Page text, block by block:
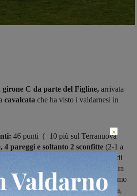
C da parte del Figline, arrivata
cavalcata che ha visto i valdarnesi in
46 punti (+10 più sul Terranuova
4 pareggi e soltanto 2 sconfitte (2-1 a
e 1-0 Terranuova nella prima di
numeri, vediamo che la squadra
con 39 reti segnate che valgomo
subite, la seconda difesa meno battuta,
×